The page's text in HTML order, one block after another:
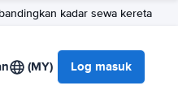
kadar sewa kereta
(MY) Log masuk